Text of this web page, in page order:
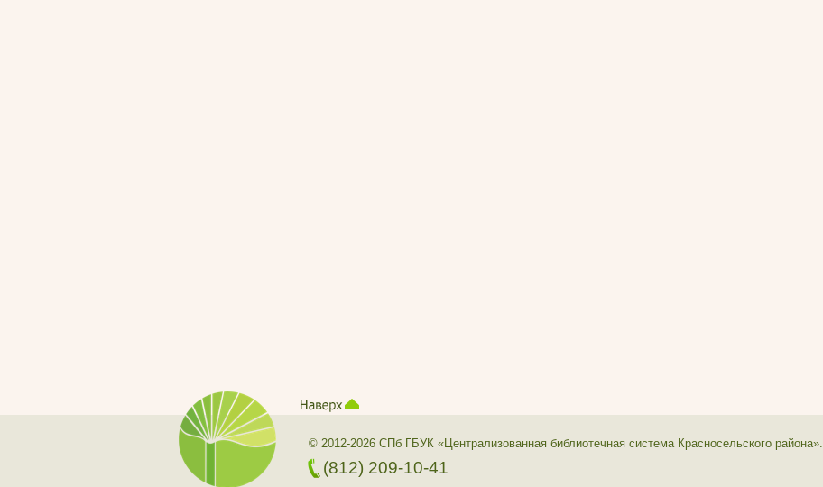
© 2012-2026 СПб ГБУК «Централизованная библиотечная система Красносельского района».
(812) 209-10-41